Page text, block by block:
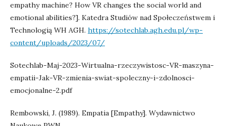
empathy machine? How VR changes the social world and
emotional abilities?]. Katedra Studiów nad Społeczeństwem i
Technologią WH AGH. https://sotechlab.agh.edu.pl/wp-
content/uploads/2023/07/
Sotechlab-Maj-2023-Wirtualna-rzeczywistosc-VR-maszyna-
empatii-Jak-VR-zmienia-swiat-spoleczny-i-zdolnosci-
emocjonalne-2.pdf
Rembowski, J. (1989). Empatia [Empathy]. Wydawnictwo